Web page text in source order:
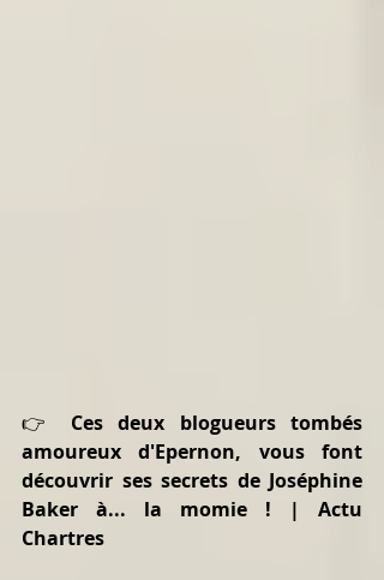
👉 Ces deux blogueurs tombés
amoureux d'Epernon, vous font
découvrir ses secrets de Joséphine
Baker à... la momie ! | Actu
Chartres